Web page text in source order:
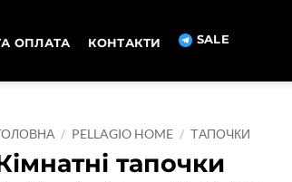
ОПЛАТА КОНТАКТИ SALE
/ PELLAGIO HOME / ТАПОЧКИ
тапочки